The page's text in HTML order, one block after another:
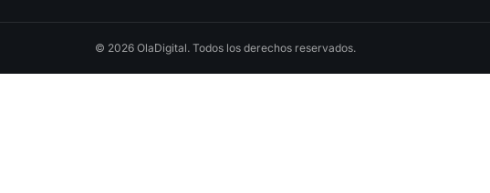
© 2026 OlaDigital. Todos los derechos reservados.